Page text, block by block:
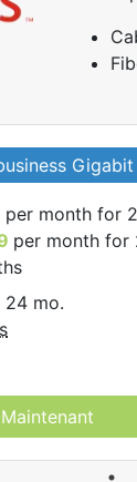
Gigabit
per month for
per month for
24 mo.